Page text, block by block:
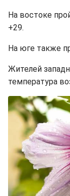
На востоке
+29.
На юге также
Жителей
температура